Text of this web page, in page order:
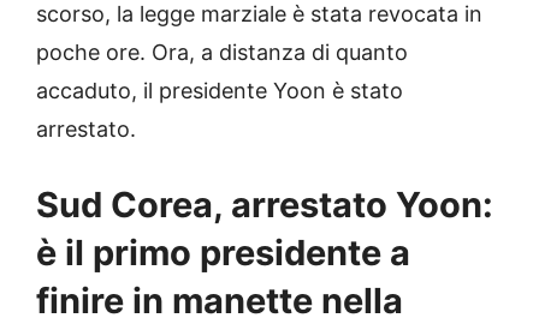
scorso, la legge marziale è stata revocata in
poche ore. Ora, a distanza di quanto
accaduto, il presidente Yoon è stato
arrestato.
Sud Corea, arrestato Yoon:
è il primo presidente a
finire in manette nella